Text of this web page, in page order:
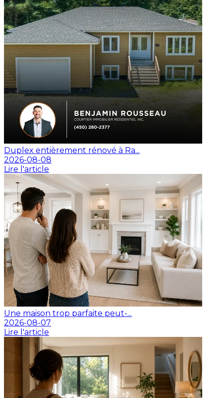
Duplex entièrement rénové à Ra...
2026-08-08
Lire l'article
Une maison trop parfaite peut-...
2026-08-07
Lire l'article